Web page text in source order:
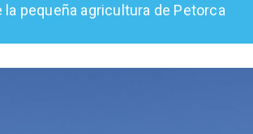
pequeña agricultura de Petorca